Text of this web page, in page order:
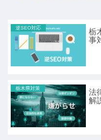
逆SEO対応
栃
事
栃木県対策
法
解